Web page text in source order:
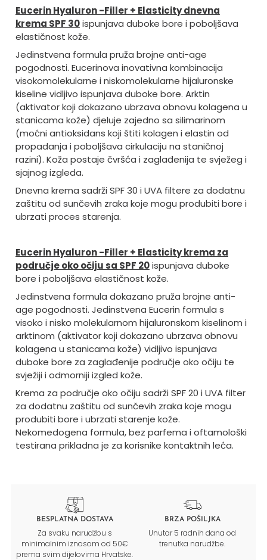
Eucerin Hyaluron -Filler + Elasticity dnevna
krema SPF 30ispunjava duboke bore i poboljšava
elastičnost kože.
Jedinstvena formula pruža brojne anti-age
pogodnosti. Eucerinova inovativna kombinacija
visokomolekularne i niskomolekularne hijaluronske
kiseline vidljivo ispunjava duboke bore. Arktin
(aktivator koji dokazano ubrzava obnovu kolagena u
stanicama kože) djeluje zajedno sa silimarinom
(moćni antioksidans koji štiti kolagen i elastin od
propadanja i poboljšava cirkulaciju na staničnoj
razini). Koža postaje čvršća i zaglađenija te svježeg i
sjajnog izgleda.
Dnevna krema sadrži SPF 30 i UVA filtere za dodatnu
zaštitu od sunčevih zraka koje mogu produbiti bore i
ubrzati proces starenja.
Eucerin Hyaluron -Filler + Elasticity krema za
područje oko očiju sa SPF 20ispunjava duboke
bore i poboljšava elastičnost kože.
Jedinstvena formula dokazano pruža brojne anti-
age pogodnosti. Jedinstvena Eucerin formula s
visoko i nisko molekularnom hijaluronskom kiselinom i
arktinom (aktivator koji dokazano ubrzava obnovu
kolagena u stanicama kože) vidljivo ispunjava
duboke bore za zaglađenije područje oko očiju te
svježiji i odmorniji izgled kože.
Krema za područje oko očiju sadrži SPF 20 i UVA filter
za dodatnu zaštitu od sunčevih zraka koje mogu
produbiti bore i ubrzati starenje kože.
Nekomedogena formula, bez parfema i oftamološki
testirana prikladna je za korisnike kontaktnih leća.
BESPLATNA DOSTAVA
Za svaku narudžbu s
minimalnim iznosom od 50€
prema svim dijelovima Hrvatske.
BRZA POŠILJKA
Unutar 5 radnih dana od
trenutka narudžbe.